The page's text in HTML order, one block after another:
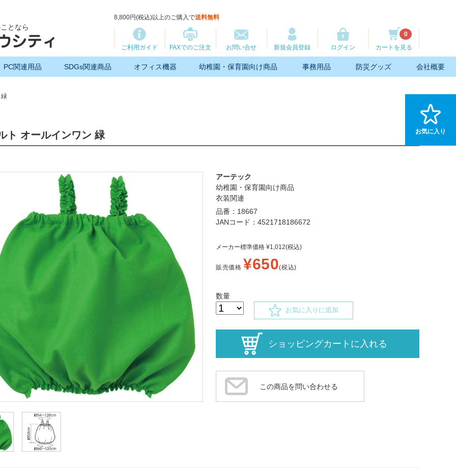
となら
8,800円(税込)以上のご購入で送料無料
ご利用ガイド FAXでのご注文 お問い合せ 新規会員登録 ログイン カートを見る
0
PC関連用品 SDGs関連商品 オフィス機器 幼稚園・保育園向け商品 事務用品 防災グッズ 会社概要
ト オールインワン 緑
アーテック
幼稚園・保育園向け商品
衣装関連
品番：18667
JANコード：4521718186672
メーカー標準価格 ¥1,012(税込)
販売価格 ¥650(税込)
数量
お気に入りに追加
この商品を問い合わせる
お気に入り